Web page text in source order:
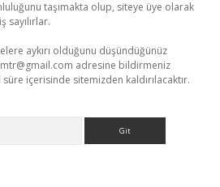
taşımakta olup, siteye üye olarak
sayılırlar.
aykırı olduğunu düşündüğünüz
adresine bildirmeniz
içerisinde sitemizden kaldırılacaktır.